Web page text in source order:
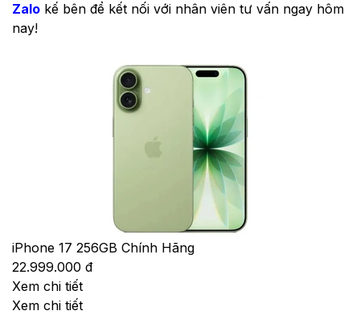
Zalo kế bên để kết nối với nhân viên tư vấn ngay hôm
nay!
iPhone 17 256GB Chính Hãng
22.999.000 đ
Xem chi tiết
Xem chi tiết